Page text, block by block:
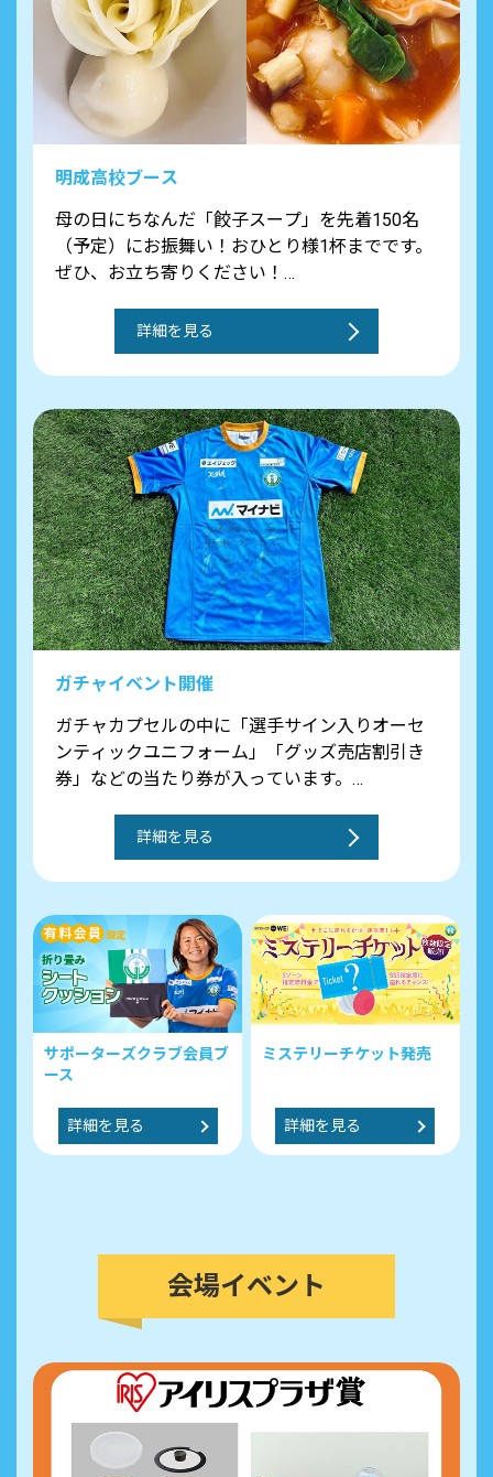
明成高校ブース
母の日にちなんだ「餃子スープ」を先着150名
（予定）にお振舞い！おひとり様1杯までです。
ぜひ、お立ち寄りください！
のワカメと花卵のスープ
②本校でつくる花形の餃子、大郷の味噌を使っ
たトマ味噌ミネストローネ
詳細を見る
ガチャイベント開催
ガチャカプセルの中に「選手サイン入りオーセ
ンティックユニフォーム」「グッズ売店割引き
券」などの当たり券が入っています。
詳細を見る
サポーターズクラブ会員ブ
ース
詳細を見る
ミステリーチケット発売
詳細を見る
会場イベント